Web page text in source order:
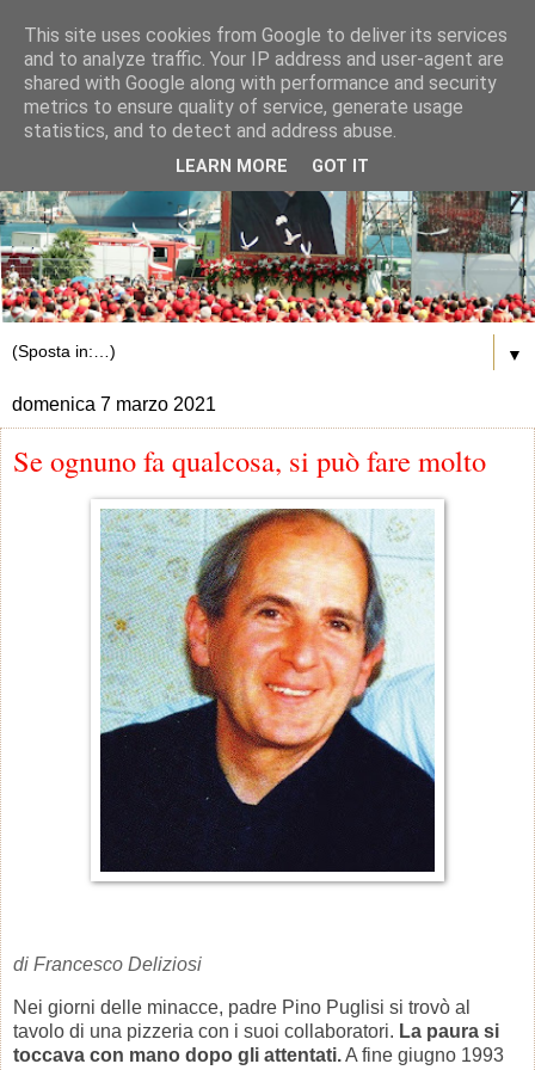
▼
domenica 7 marzo 2021
Se ognuno fa qualcosa, si può fare molto
di Francesco Deliziosi
Nei giorni delle minacce, padre Pino Puglisi si trovò al
tavolo di una pizzeria con i suoi collaboratori. La paura si
toccava con mano dopo gli attentati.A fine giugno 1993
This site uses cookies from Google to deliver its services
and to analyze traffic. Your IP address and user-agent are
shared with Google along with performance and security
metrics to ensure quality of service, generate usage
statistics, and to detect and address abuse.
LEARN MORE GOT IT